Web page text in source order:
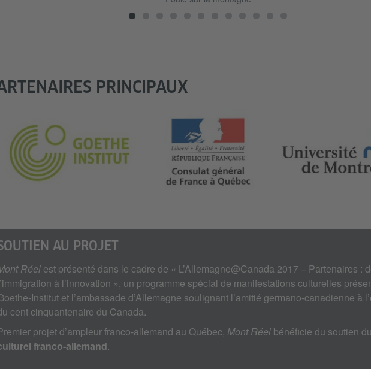
PRINCIPAUX
AU PROJET
Réelest présenté dans le cadre de « L’Allemagne@Canada 2017 – Partenaires :
à l’innovation », un programme spécial de manifestations culturelles
Institut et l’ambassade d’Allemagne soulignant l’amitié germano-canadienne à
cent cinquantenaire du Canada.
projet d’ampleur franco-allemand au Québec, Mont Réelbénéficie du soutien du
franco-allemand.